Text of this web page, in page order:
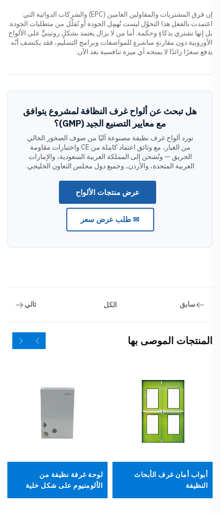
إن فرق المشتريات والمقاولين العامين (EPC) والشركات الدوائية التي
اعتمدت بالفعل هذا التحوّل ليست تُهمِل الجودة أو تُقلّل من متطلبات الجودة.
بل إنها تشتري بذكاءٍ وحكمة. أما من لا يزال يعتمد بشكلٍ روتينيٍّ على الألواح
الأوروبية دون مقارنةٍ مباشرةٍ للمواصفات وبرامج التسليم، فقد يكتشف أنّه
يدفع سعرًا زائدًا لا يمنحه أي ميزة تنافسية بعد الآن.
هل تبحث عن ألواح غرف النظافة لمشروع يتوافق
مع معايير التصنيع الجيد (GMP)؟
نورد ألواح غرف نظيفة مصنوعة آليًا من صوف الصخور الخالي
من الغبار، مع وثائق اعتماد كاملة من CE واختبارات مقاومة
الحريق — وتُشحن إلى المملكة العربية السعودية، والإمارات
العربية المتحدة، والأردن، وجميع دول مجلس التعاون الخليجي.
عرض منتجات الألواح
✉ طلب عرض سعر
سابق الكل تالي
المنتجات الموصى بها
أبواب أمان غرف الأبحاث
النظيفة
لوحة غرفة نظيفة من
الألومنيوم على شكل خلية
نحل